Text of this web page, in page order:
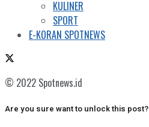
KULINER
SPORT
E-KORAN SPOTNEWS
© 2022 Spotnews.id
Are you sure want to unlock this post?